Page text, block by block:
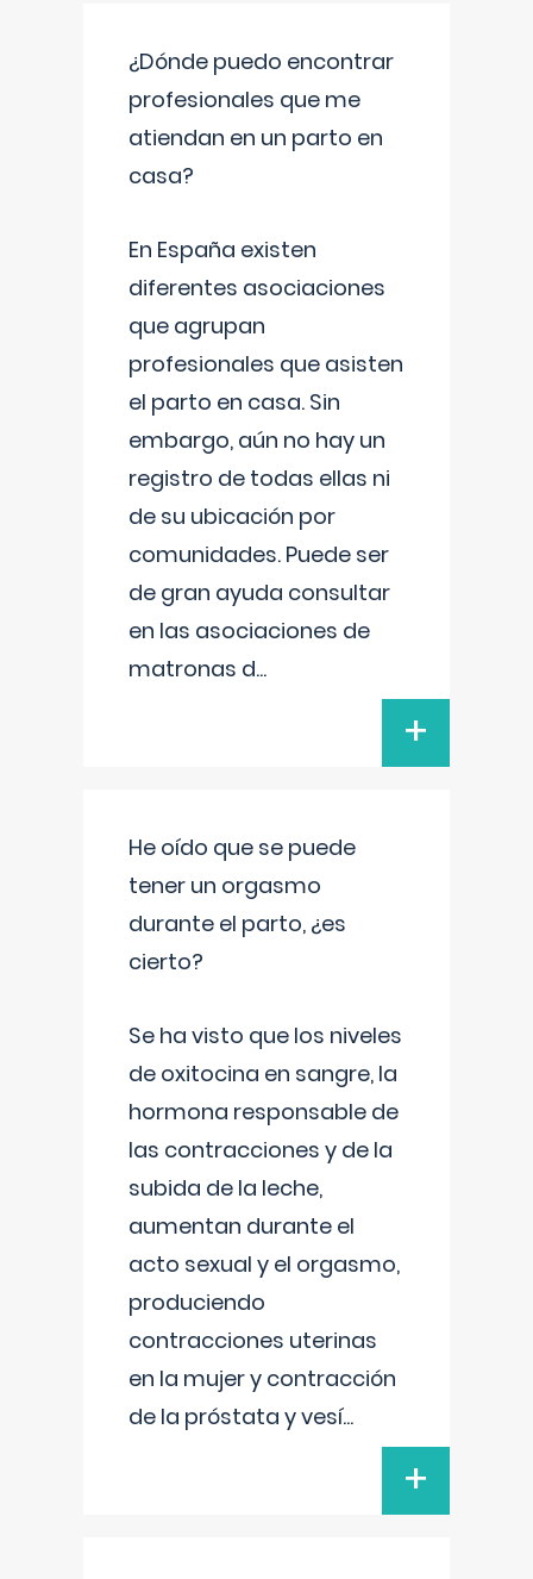
¿Dónde puedo encontrar
profesionales que me
atiendan en un parto en
casa?
En España existen
diferentes asociaciones
que agrupan
profesionales que asisten
el parto en casa. Sin
embargo, aún no hay un
registro de todas ellas ni
de su ubicación por
comunidades. Puede ser
de gran ayuda consultar
en las asociaciones de
matronas d...
+
He oído que se puede
tener un orgasmo
durante el parto, ¿es
cierto?
Se ha visto que los niveles
de oxitocina en sangre, la
hormona responsable de
las contracciones y de la
subida de la leche,
aumentan durante el
acto sexual y el orgasmo,
produciendo
contracciones uterinas
en la mujer y contracción
de la próstata y vesí...
+